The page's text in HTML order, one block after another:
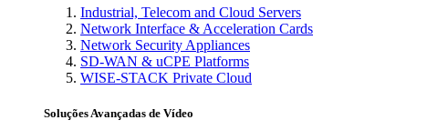
Industrial, Telecom and Cloud Servers
Network Interface & Acceleration Cards
Network Security Appliances
SD-WAN & uCPE Platforms
WISE-STACK Private Cloud
Soluções Avançadas de Vídeo